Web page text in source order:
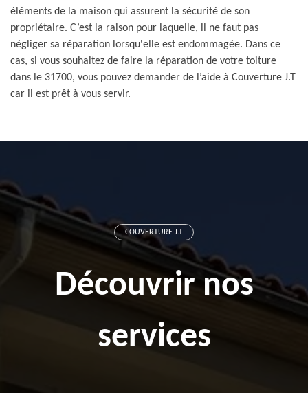
éléments de la maison qui assurent la sécurité de son
propriétaire. C’est la raison pour laquelle, il ne faut pas
négliger sa réparation lorsqu'elle est endommagée. Dans ce
cas, si vous souhaitez de faire la réparation de votre toiture
dans le 31700, vous pouvez demander de l’aide à Couverture J.T
car il est prêt à vous servir.
COUVERTURE J.T
Découvrir nos
services